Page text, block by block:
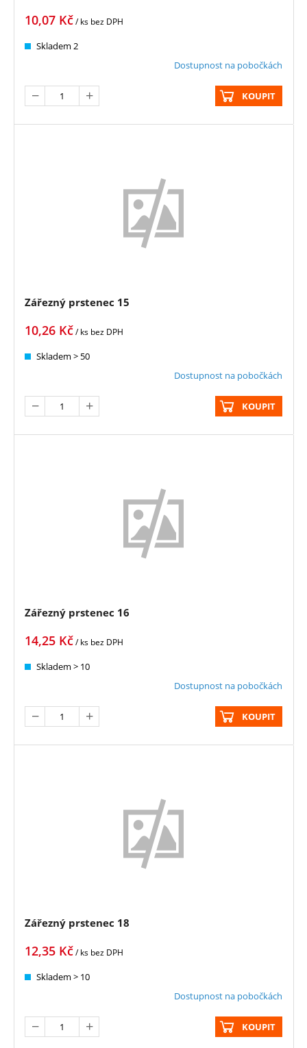
10,07 Kč/ ks bez DPH
Skladem 2
Dostupnost na pobočkách
KOUPIT
Zářezný prstenec 15
10,26 Kč/ ks bez DPH
Skladem > 50
Dostupnost na pobočkách
KOUPIT
Zářezný prstenec 16
14,25 Kč/ ks bez DPH
Skladem > 10
Dostupnost na pobočkách
KOUPIT
Zářezný prstenec 18
12,35 Kč/ ks bez DPH
Skladem > 10
Dostupnost na pobočkách
KOUPIT